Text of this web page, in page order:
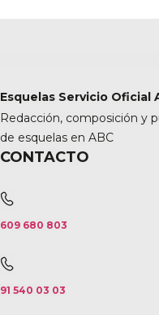
Esquelas Servicio Oficial
Redacción, composición y
de esquelas en ABC
CONTACTO
609 680 803
91 540 03 03